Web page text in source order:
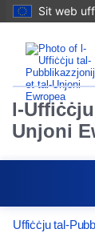
Sit web
l-
Unjoni
Uffiċċju tal-